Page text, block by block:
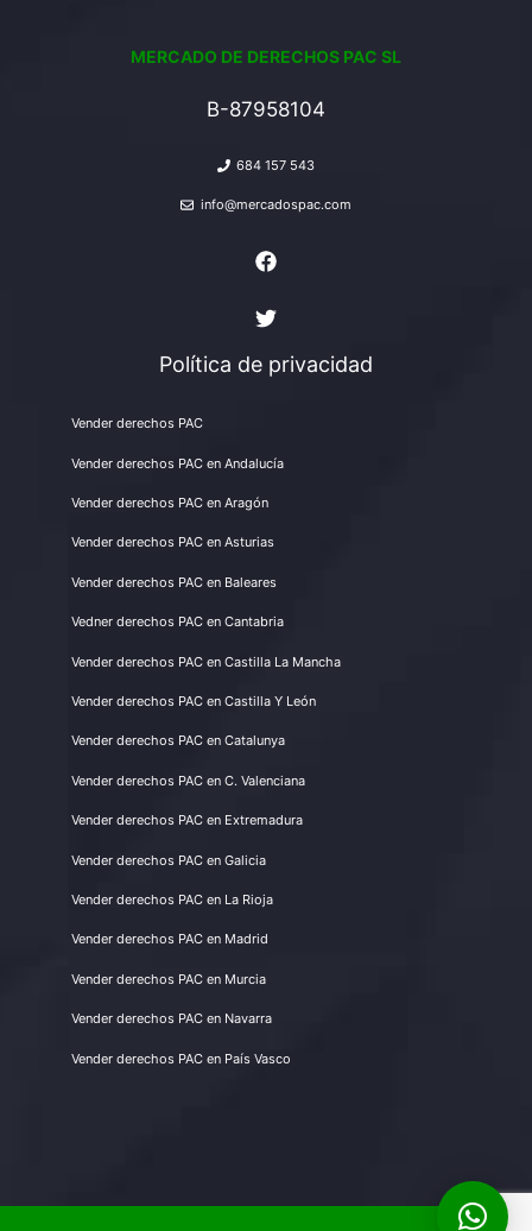
MERCADO DE DERECHOS PAC SL
B-87958104
684 157 543
info@mercadospac.com
Política de privacidad
Vender derechos PAC
Vender derechos PAC en Andalucía
Vender derechos PAC en Aragón
Vender derechos PAC en Asturias
Vender derechos PAC en Baleares
Vedner derechos PAC en Cantabria
Vender derechos PAC en Castilla La Mancha
Vender derechos PAC en Castilla Y León
Vender derechos PAC en Catalunya
Vender derechos PAC en C. Valenciana
Vender derechos PAC en Extremadura
Vender derechos PAC en Galicia
Vender derechos PAC en La Rioja
Vender derechos PAC en Madrid
Vender derechos PAC en Murcia
Vender derechos PAC en Navarra
Vender derechos PAC en País Vasco